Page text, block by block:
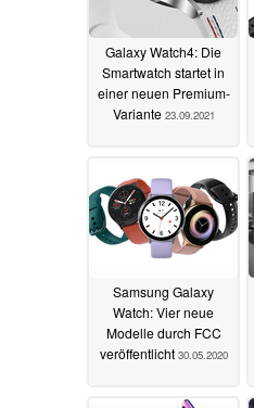
Galaxy Watch4: Die
Smartwatch startet in
einer neuen Premium-
Variante 23.09.2021
Samsung Galaxy
Watch: Vier neue
Modelle durch FCC
veröffentlicht 30.05.2020